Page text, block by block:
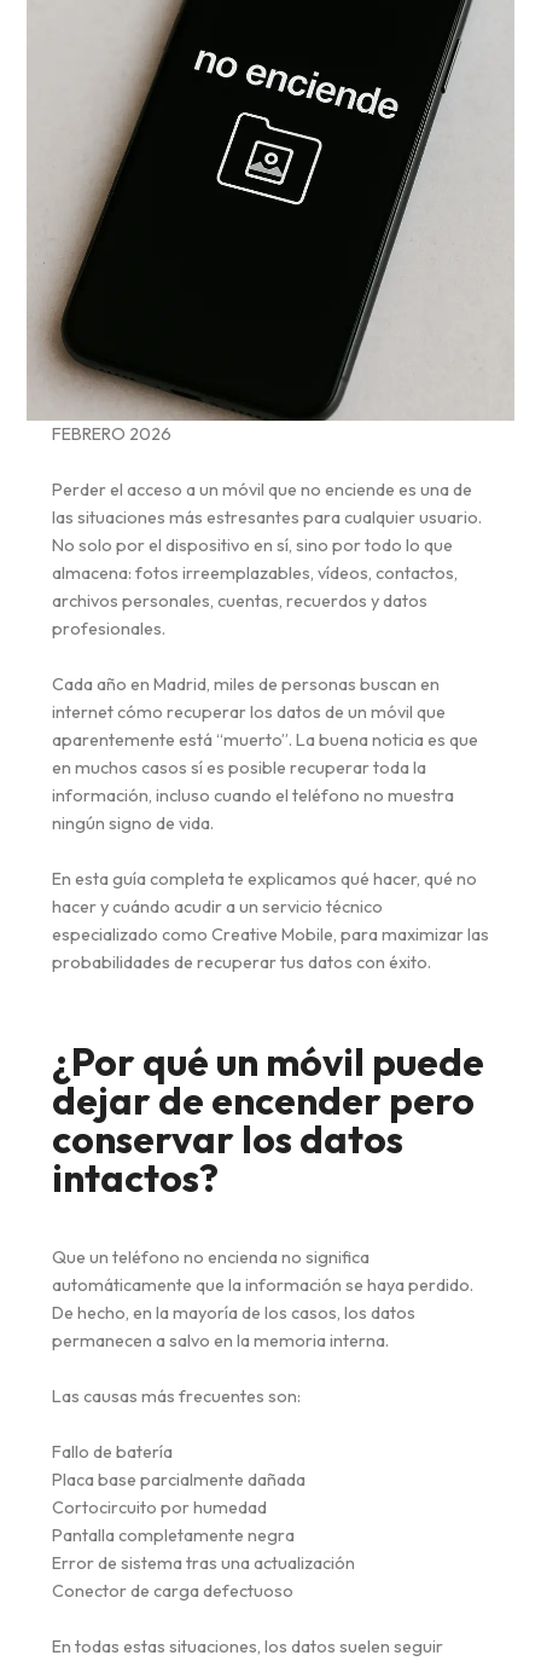
FEBRERO 2026
Perder el acceso a un móvil que no enciende es una de
las situaciones más estresantes para cualquier usuario.
No solo por el dispositivo en sí, sino por todo lo que
almacena: fotos irreemplazables, vídeos, contactos,
archivos personales, cuentas, recuerdos y datos
profesionales.
Cada año en Madrid, miles de personas buscan en
internet cómo recuperar los datos de un móvil que
aparentemente está “muerto”. La buena noticia es que
en muchos casos sí es posible recuperar toda la
información, incluso cuando el teléfono no muestra
ningún signo de vida.
En esta guía completa te explicamos qué hacer, qué no
hacer y cuándo acudir a un servicio técnico
especializado como Creative Mobile, para maximizar las
probabilidades de recuperar tus datos con éxito.
¿Por qué un móvil puede
dejar de encender pero
conservar los datos
intactos?
Que un teléfono no encienda no significa
automáticamente que la información se haya perdido.
De hecho, en la mayoría de los casos, los datos
permanecen a salvo en la memoria interna.
Las causas más frecuentes son:
Fallo de batería
Placa base parcialmente dañada
Cortocircuito por humedad
Pantalla completamente negra
Error de sistema tras una actualización
Conector de carga defectuoso
En todas estas situaciones, los datos suelen seguir